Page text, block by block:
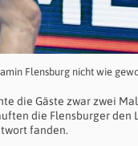
Flensburg nicht wie
die Gäste zwar zwei
die Flensburger den
fanden.